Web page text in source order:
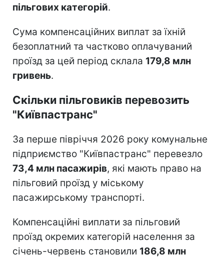
пільгових категорій.
Сума компенсаційних виплат за їхній
безоплатний та частково оплачуваний
проїзд за цей період склала 179,8 млн
гривень.
Скільки пільговиків перевозить
"Київпастранс"
За перше півріччя 2026 року комунальне
підприємство "Київпастранс" перевезло
73,4 млн пасажирів, які мають право на
пільговий проїзд у міському
пасажирському транспорті.
Компенсаційні виплати за пільговий
проїзд окремих категорій населення за
січень-червень становили 186,8 млн